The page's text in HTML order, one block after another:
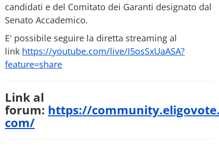
candidati e del Comitato dei Garanti designato dal
Senato Accademico.
E' possibile seguire la diretta streaming al
link https://youtube.com/live/I5osSxUaASA?
feature=share
Link al
forum: https://
com/